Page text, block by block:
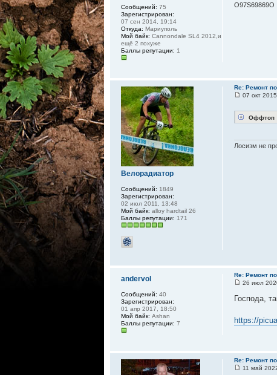
O97S69869O
Сообщений: 75
Зарегистрирован:
07 сен 2014, 19:14
Откуда: Мариуполь
Мой байк: Cannondale SL4 2012,и
ещё 2 похуже
Баллы репутации: 1
Re: Ремонт
07 окт
Оффтоп
Лосизм не
Велорадиатор
Сообщений: 1849
Зарегистрирован:
02 июл 2011, 13:48
Мой байк: alloy hardtail 26
Баллы репутации: 171
Re: Ремонт
26 июл
Господа,
https://
andervol
Сообщений: 40
Зарегистрирован:
01 апр 2017, 18:50
Мой байк: Ashan
Баллы репутации: 7
Re: Ремонт
11 май